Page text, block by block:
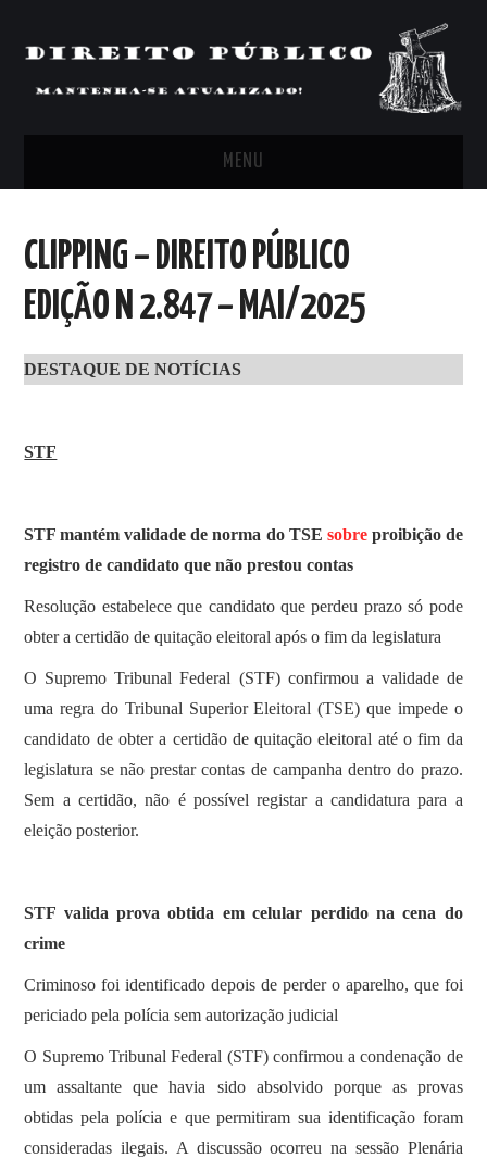
MENU
ARTIGOS, COMENTÁRIOS E PONTOS
DE VISTA
CLIPPING’S
CLIPPING – DIREITO PÚBLICO
EDIÇÃO N 2.847 – MAI/2025
DESTAQUE DE NOTÍCIAS
STF
STF mantém validade de norma do TSE sobreproibição de
registro de candidato que não prestou contas
Resolução estabelece que candidato que perdeu prazo só pode
obter a certidão de quitação eleitoral após o fim da legislatura
O Supremo Tribunal Federal (STF) confirmou a validade de
uma regra do Tribunal Superior Eleitoral (TSE) que impede o
candidato de obter a certidão de quitação eleitoral até o fim da
legislatura se não prestar contas de campanha dentro do prazo.
Sem a certidão, não é possível registar a candidatura para a
eleição posterior.
STF valida prova obtida em celular perdido na cena do
crime
Criminoso foi identificado depois de perder o aparelho, que foi
periciado pela polícia sem autorização judicial
O Supremo Tribunal Federal (STF) confirmou a condenação de
um assaltante que havia sido absolvido porque as provas
obtidas pela polícia e que permitiram sua identificação foram
consideradas ilegais. A discussão ocorreu na sessão Plenária